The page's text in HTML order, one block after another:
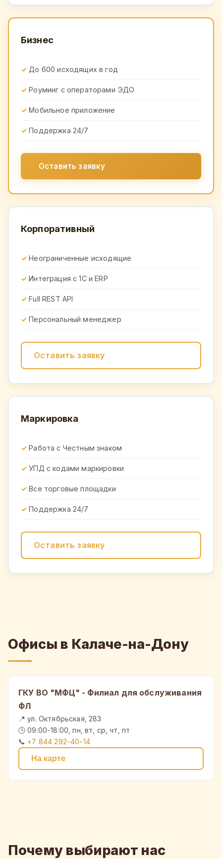
Бизнес
До 600 исходящих в год
Роуминг с операторами ЭДО
Мобильное приложение
Поддержка 24/7
Оставить заявку
Корпоративный
Неограниченные исходящие
Интеграция с 1С и ERP
Full REST API
Персональный менеджер
Оставить заявку
Маркировка
Работа с Честным знаком
УПД с кодами маркировки
Все торговые площадки
Поддержка 24/7
Оставить заявку
Офисы в Калаче-на-Дону
ГКУ ВО "МФЦ" - Филиал для обслуживания
ФЛ
📍 ул. Октябрьская, 283
🕒 09:00-18:00, пн, вт, ср, чт, пт
📞 +7 844 292-40-14
На карте
Почему выбирают нас